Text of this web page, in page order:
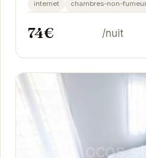
internet chambres-non-
74€ /nuit